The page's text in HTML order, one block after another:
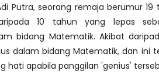
Putra, seorang remaja berumur
10 tahun yang lepas
bidang Matematik. Akibat
dalam bidang Matematik, dan ini
hati apabila panggilan 'genius'